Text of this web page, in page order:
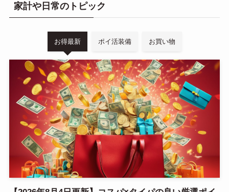
家計や日常のトピック
お得最新 ポイ活装備 お買い物